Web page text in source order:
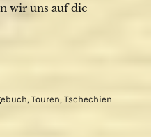
wir uns auf die
, Touren, Tschechien